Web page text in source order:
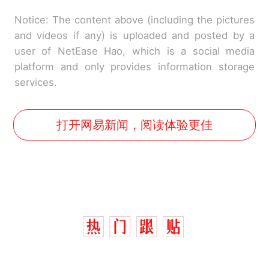
Notice: The content above (including the pictures
and videos if any) is uploaded and posted by a
user of NetEase Hao, which is a social media
platform and only provides information storage
services.
打开网易新闻，阅读体验更佳